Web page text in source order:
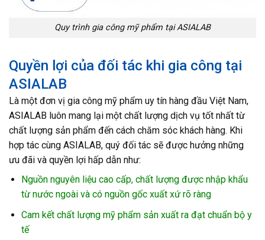
Quy trình gia công mỹ phẩm tại ASIALAB
Quyền lợi của đối tác khi gia công tại
ASIALAB
Là một đơn vị gia công mỹ phẩm uy tín hàng đầu Việt Nam,
ASIALAB luôn mang lại một chất lượng dịch vụ tốt nhất từ
chất lượng sản phẩm đến cách chăm sóc khách hàng. Khi
hợp tác cùng ASIALAB, quý đối tác sẽ được hưởng những
ưu đãi và quyền lợi hấp dẫn như:
Nguồn nguyên liệu cao cấp, chất lượng được nhập khẩu
từ nước ngoài và có nguồn gốc xuất xứ rõ ràng
Cam kết chất lượng mỹ phẩm sản xuất ra đạt chuẩn bộ y
tế